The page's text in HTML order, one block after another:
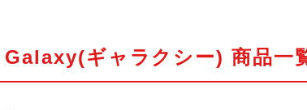
ギャラクシー) 商品一